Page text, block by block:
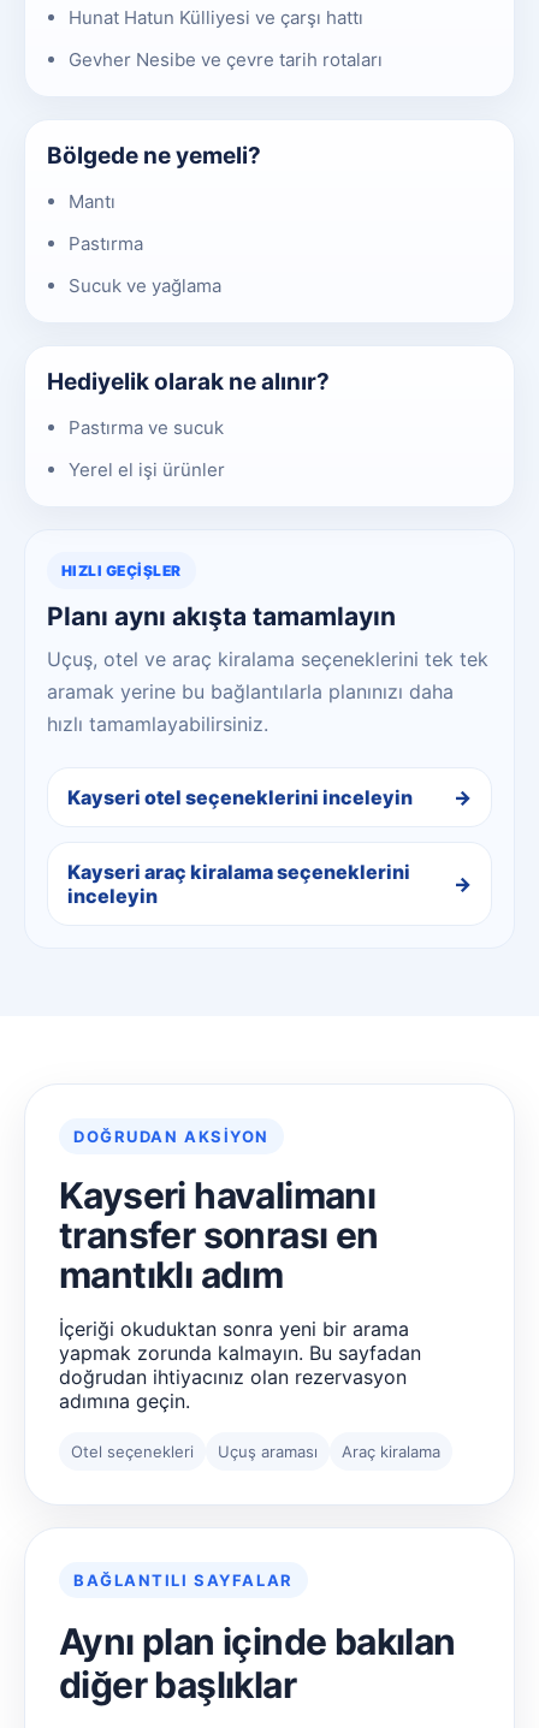
Hunat Hatun Külliyesi ve çarşı hattı
Gevher Nesibe ve çevre tarih rotaları
Bölgede ne yemeli?
Mantı
Pastırma
Sucuk ve yağlama
Hediyelik olarak ne alınır?
Pastırma ve sucuk
Yerel el işi ürünler
HIZLI GEÇIŞLER
Planı aynı akışta tamamlayın
Uçuş, otel ve araç kiralama seçeneklerini tek tek
aramak yerine bu bağlantılarla planınızı daha
hızlı tamamlayabilirsiniz.
Kayseri otel seçeneklerini inceleyin
Kayseri araç kiralama seçeneklerini
inceleyin
DOĞRUDAN AKSIYON
Kayseri havalimanı
transfer sonrası en
mantıklı adım
İçeriği okuduktan sonra yeni bir arama
yapmak zorunda kalmayın. Bu sayfadan
doğrudan ihtiyacınız olan rezervasyon
adımına geçin.
Otel seçenekleri Uçuş araması Araç kiralama
BAĞLANTILI SAYFALAR
Aynı plan içinde bakılan
diğer başlıklar